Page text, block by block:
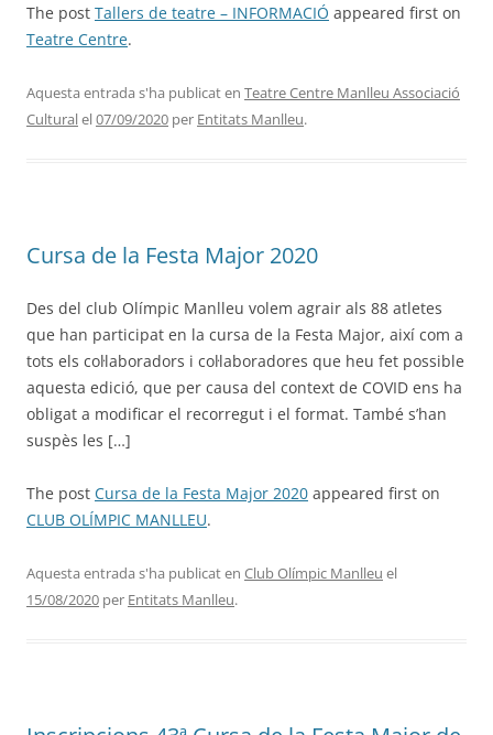
The post Tallers de teatre – INFORMACIÓ appeared first on
Teatre Centre.
Aquesta entrada s'ha publicat en Teatre Centre Manlleu Associació
Culturalel07/09/2020 per Entitats Manlleu.
Cursa de la Festa Major 2020
Des del club Olímpic Manlleu volem agrair als 88 atletes
que han participat en la cursa de la Festa Major, així com a
tots els col·laboradors i col·laboradores que heu fet possible
aquesta edició, que per causa del context de COVID ens ha
obligat a modificar el recorregut i el format. També s’han
suspès les […]
The post Cursa de la Festa Major 2020 appeared first on
CLUB OLÍMPIC MANLLEU.
Aquesta entrada s'ha publicat en Club Olímpic Manlleu el
15/08/2020 per Entitats Manlleu.